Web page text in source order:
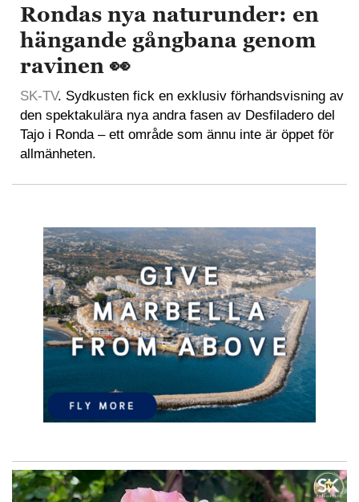
Rondas nya naturunder: en
hängande gångbana genom
ravinen 👀
SK-TV. Sydkusten fick en exklusiv förhandsvisning av
den spektakulära nya andra fasen av Desfiladero del
Tajo i Ronda – ett område som ännu inte är öppet för
allmänheten.